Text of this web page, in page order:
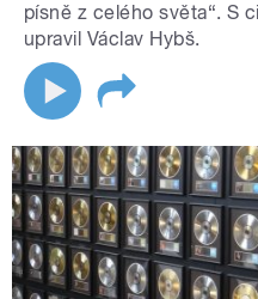
písně z celého světa“. S
upravil Václav Hybš.